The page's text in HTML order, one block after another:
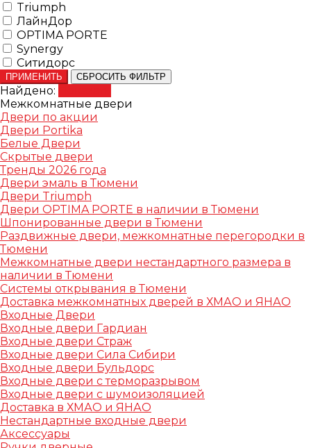
Triumph
ЛайнДор
OPTIMA PORTE
Synergy
Ситидорс
ПРИМЕНИТЬ СБРОСИТЬ ФИЛЬТР
Найдено:
Межкомнатные двери
Двери по акции
Двери Portika
Белые Двери
Скрытые двери
Тренды 2026 года
Двери эмаль в Тюмени
Двери Triumph
Двери OPTIMA PORTE в наличии в Тюмени
Шпонированные двери в Тюмени
Раздвижные двери, межкомнатные перегородки в
Тюмени
Межкомнатные двери нестандартного размера в
наличии в Тюмени
Системы открывания в Тюмени
Доставка межкомнатных дверей в ХМАО и ЯНАО
Входные Двери
Входные двери Гардиан
Входные двери Страж
Входные двери Сила Сибири
Входные двери Бульдорс
Входные двери с терморазрывом
Входные двери с шумоизоляцией
Доставка в ХМАО и ЯНАО
Нестандартные входные двери
Аксессуары